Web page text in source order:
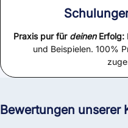
Praxis pur für deinen Erfolg:
und Beispielen. 100%
Bewertungen unserer